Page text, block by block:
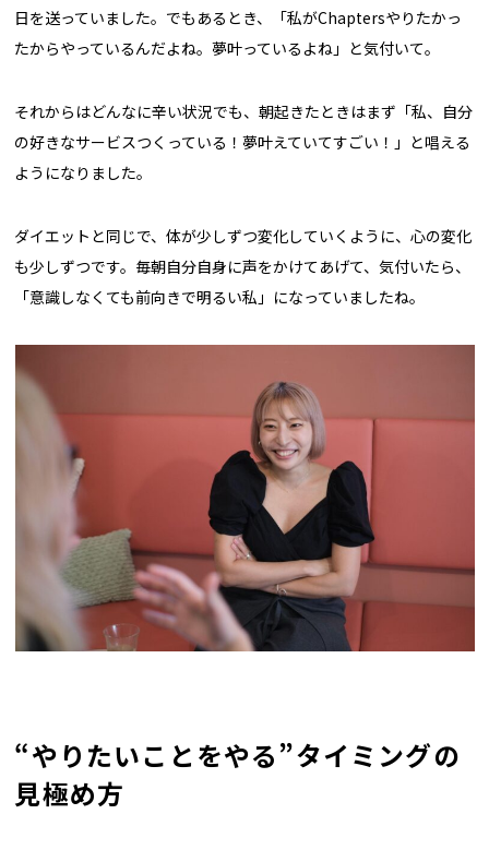
日を送っていました。でもあるとき、「私がChaptersやりたかっ
たからやっているんだよね。夢叶っているよね」と気付いて。
それからはどんなに辛い状況でも、朝起きたときはまず「私、自分
の好きなサービスつくっている！夢叶えていてすごい！」と唱える
ようになりました。
ダイエットと同じで、体が少しずつ変化していくように、心の変化
も少しずつです。毎朝自分自身に声をかけてあげて、気付いたら、
「意識しなくても前向きで明るい私」になっていましたね。
“やりたいことをやる”タイミングの
見極め方